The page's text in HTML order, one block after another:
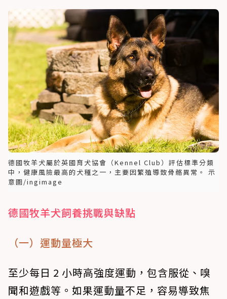
德國牧羊犬屬於英國育犬協會（Kennel Club）評估標準分類
中，健康風險最高的犬種之一，主要因繁殖導致骨骼異常。 示
意圖/ingimage
德國牧羊犬飼養挑戰與缺點
（一）運動量極大
至少每日 2 小時高強度運動，包含服從、嗅
聞和遊戲等。如果運動量不足，容易導致焦